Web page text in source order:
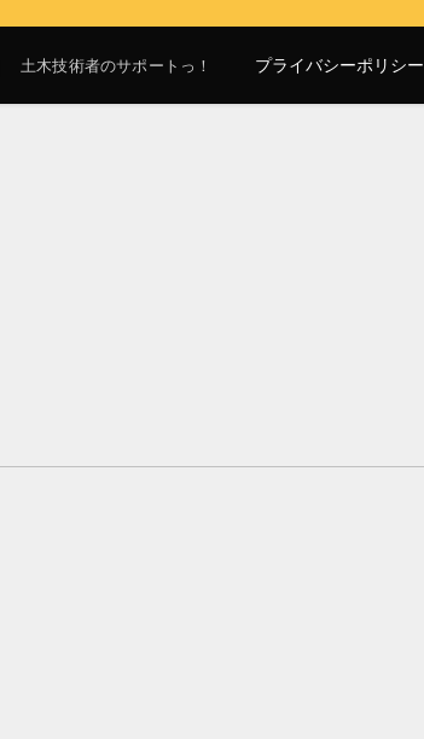
土木技術者のサポートっ！ プライバシーポリシー